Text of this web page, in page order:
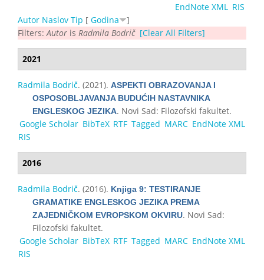
EndNote XML
RIS
Autor Naslov Tip [ Godina
]
Filters: Autor is Radmila Bodrič [Clear All Filters]
2021
Radmila Bodrič. (2021). ASPEKTI OBRAZOVANJA I
OSPOSOBLJAVANJA BUDUĆIH NASTAVNIKA
ENGLESKOG JEZIKA. Novi Sad: Filozofski fakultet.
Google Scholar BibTeX RTF Tagged MARC EndNote XML
RIS
2016
Radmila Bodrič. (2016). Knjiga 9: TESTIRANJE
GRAMATIKE ENGLESKOG JEZIKA PREMA
ZAJEDNIČKOM EVROPSKOM OKVIRU. Novi Sad:
Filozofski fakultet.
Google Scholar BibTeX RTF Tagged MARC EndNote XML
RIS